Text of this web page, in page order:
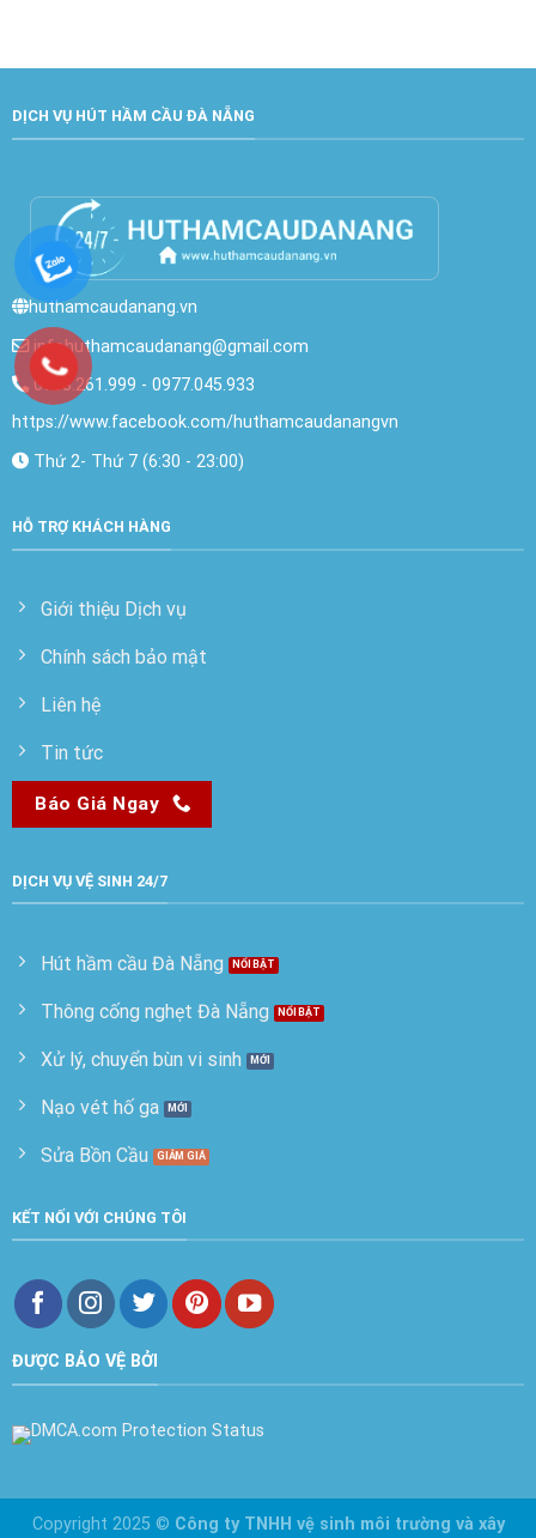
DỊCH VỤ HÚT HẦM CẦU ĐÀ NẴNG
huthamcaudanang.vn
infohuthamcaudanang@gmail.com
0768.261.999 - 0977.045.933
https://www.facebook.com/huthamcaudanangvn
Thứ 2- Thứ 7 (6:30 - 23:00)
HỖ TRỢ KHÁCH HÀNG
Giới thiệu Dịch vụ
Chính sách bảo mật
Liên hệ
Tin tức
Báo Giá Ngay
DỊCH VỤ VỆ SINH 24/7
Hút hầm cầu Đà Nẵng
Thông cống nghẹt Đà Nẵng
Xử lý, chuyển bùn vi sinh
Nạo vét hố ga
Sửa Bồn Cầu
KẾT NỐI VỚI CHÚNG TÔI
ĐƯỢC BẢO VỆ BỞI
Copyright 2025 © Công ty TNHH vệ sinh môi trường và xây